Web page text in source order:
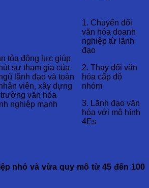
tỏa động lực giúp
sự tham gia của
lãnh đạo và toàn
viên, xây dựng
văn hóa
nghiệp mạnh
1. Chuyển đổi
văn hóa doanh
nghiệp từ lãnh
đạo
2. Thay đổi văn
hóa cấp độ
nhóm
3. Lãnh đạo văn
hóa với mô hình
4Es
nhỏ và vừa quy mô từ 45 đến 100